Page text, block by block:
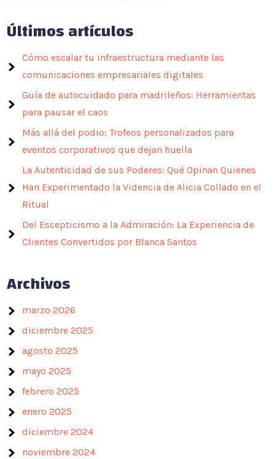
Últimos artículos
Cómo escalar tu infraestructura mediante las
comunicaciones empresariales digitales
Guía de autocuidado para madrileños: Herramientas
para pausar el caos
Más allá del podio: Trofeos personalizados para
eventos corporativos que dejan huella
La Autenticidad de sus Poderes: Qué Opinan Quienes
Han Experimentado la Videncia de Alicia Collado en el
Ritual
Del Escepticismo a la Admiración: La Experiencia de
Clientes Convertidos por Blanca Santos
Archivos
marzo 2026
diciembre 2025
agosto 2025
mayo 2025
febrero 2025
enero 2025
diciembre 2024
noviembre 2024